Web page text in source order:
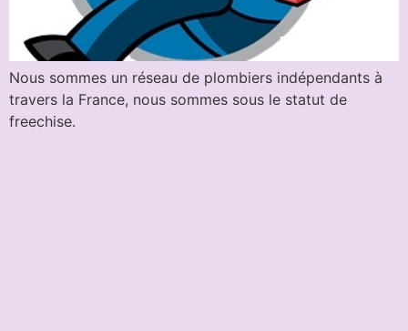
Nous sommes un réseau de plombiers indépendants à
travers la France, nous sommes sous le statut de
freechise.